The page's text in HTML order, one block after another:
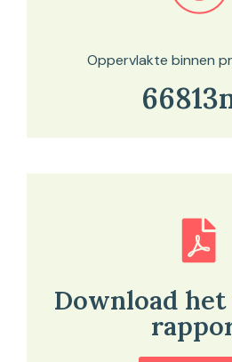
Oppervlakte binnen
Download